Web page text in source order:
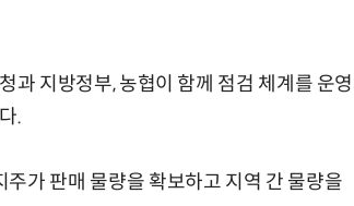
과 지방정부, 농협이 함께 점검 체계를 운영
.
가 판매 물량을 확보하고 지역 간 물량을